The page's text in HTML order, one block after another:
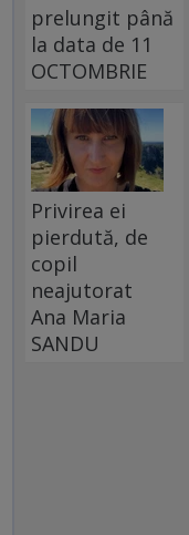
prelungit până
la data de 11
OCTOMBRIE
Privirea ei
pierdută, de
copil
neajutorat
Ana Maria
SANDU